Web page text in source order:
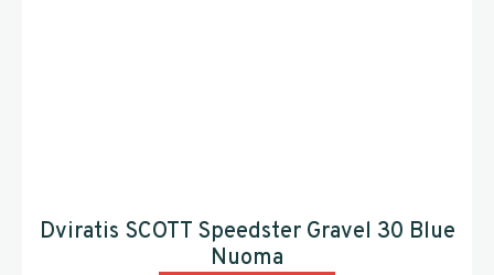
Dviratis SCOTT Speedster Gravel 30 Blue
Nuoma